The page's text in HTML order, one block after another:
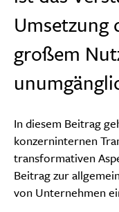
Umsetzung
großem
In diesem Beitrag
konzerninternen
transformativen
Beitrag zur
von Unternehmen